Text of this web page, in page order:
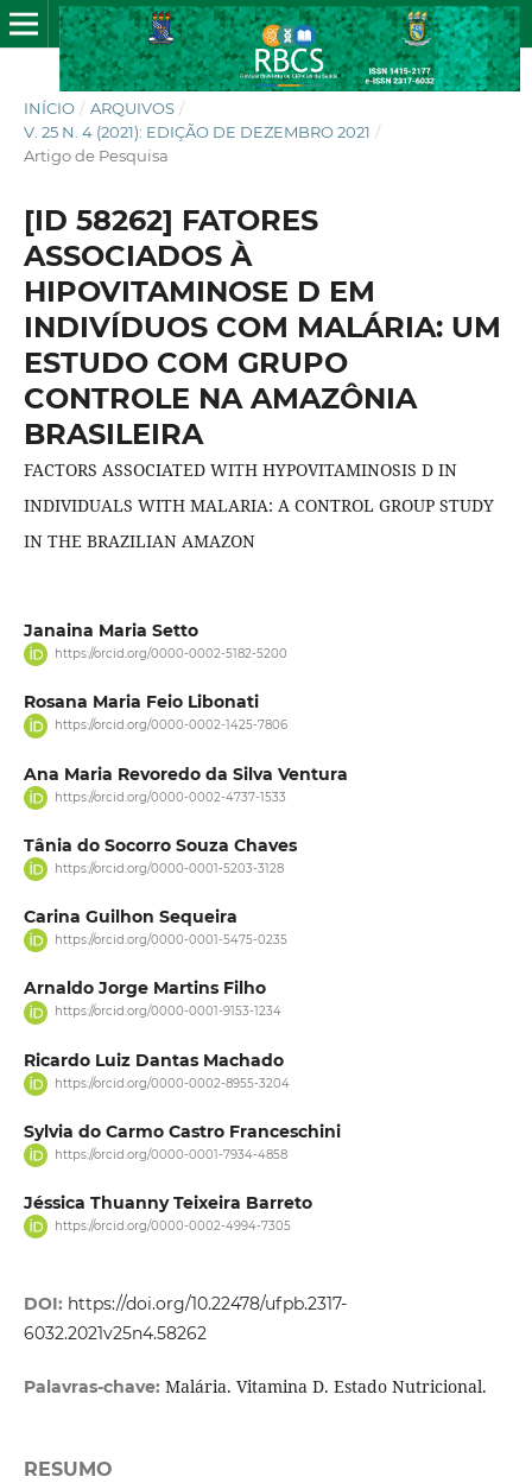
INÍCIO / ARQUIVOS /
V. 25 N. 4 (2021): EDIÇÃO DE DEZEMBRO 2021 /
Artigo de Pesquisa
[ID 58262] FATORES
ASSOCIADOS À
HIPOVITAMINOSE D EM
INDIVÍDUOS COM MALÁRIA: UM
ESTUDO COM GRUPO
CONTROLE NA AMAZÔNIA
BRASILEIRA
FACTORS ASSOCIATED WITH HYPOVITAMINOSIS D IN
INDIVIDUALS WITH MALARIA: A CONTROL GROUP STUDY
IN THE BRAZILIAN AMAZON
Janaina Maria Setto
https://orcid.org/0000-0002-5182-5200
Rosana Maria Feio Libonati
https://orcid.org/0000-0002-1425-7806
Ana Maria Revoredo da Silva Ventura
https://orcid.org/0000-0002-4737-1533
Tânia do Socorro Souza Chaves
https://orcid.org/0000-0001-5203-3128
Carina Guilhon Sequeira
https://orcid.org/0000-0001-5475-0235
Arnaldo Jorge Martins Filho
https://orcid.org/0000-0001-9153-1234
Ricardo Luiz Dantas Machado
https://orcid.org/0000-0002-8955-3204
Sylvia do Carmo Castro Franceschini
https://orcid.org/0000-0001-7934-4858
Jéssica Thuanny Teixeira Barreto
https://orcid.org/0000-0002-4994-7305
DOI: https://doi.org/10.22478/ufpb.2317-
6032.2021v25n4.58262
Palavras-chave: Malária. Vitamina D. Estado Nutricional.
RESUMO